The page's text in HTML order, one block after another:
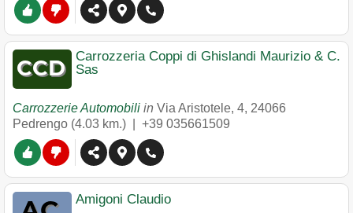
Carrozzeria Coppi di Ghislandi Maurizio & C.
Sas
Carrozzerie Automobili in Via Aristotele, 4, 24066
Pedrengo (4.03 km.) | +39 035661509
Amigoni Claudio